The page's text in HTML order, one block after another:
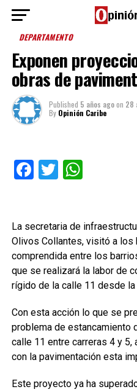
DEPARTAMENTO
Exponen
obras de
Published 5 años agoon 28
By Opinión Caribe
Facebook
Twitter
La secretaria de
Olivos Collantes, visitó a los
comprendida entre los
que se realizará la labor de
rígido de la calle 11 desde la
Con esta acción lo que se
problema de estancamiento
calle 11 entre carreras 4 y 5,
con la pavimentación esta
Este proyecto ya ha